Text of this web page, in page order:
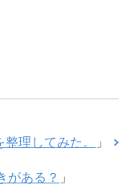
理してみた。 」
がある？ 」